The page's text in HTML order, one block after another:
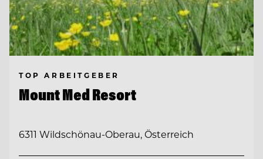
TOP ARBEITGEBER
Mount Med Resort
6311 Wildschönau-Oberau, Österreich